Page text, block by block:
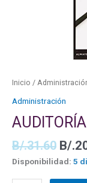
Inicio /
Administración
B/.31.60 B/.
Disponibilidad: 5